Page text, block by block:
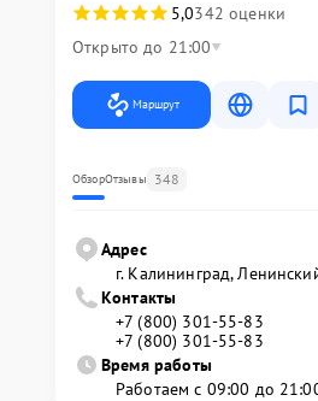
5,0342 оценки
Открыто до 21:00
Маршрут
ОбзорОтзывы 348
Адрес
г. Калининград,
Контакты
+7 (800) 301-55-83
+7 (800) 301-55-83
Время работы
Работаем с 09:00 до